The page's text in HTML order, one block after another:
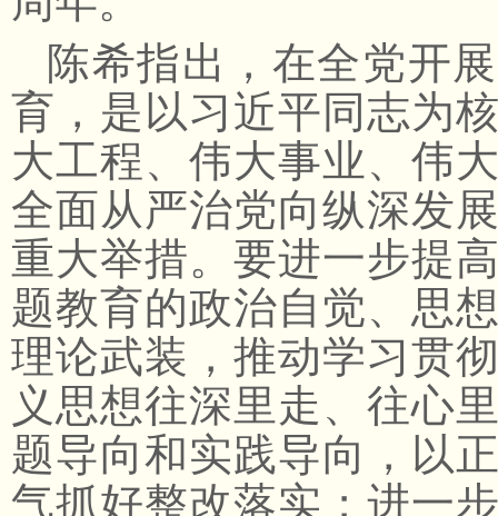
陈希指出，在全党开展
育，是以习近平同志为
大工程、伟大事业、伟
全面从严治党向纵深发
重大举措。要进一步提
题教育的政治自觉、思
理论武装，推动学习贯
义思想往深里走、往心
题导向和实践导向，以
气抓好整改落实；进一